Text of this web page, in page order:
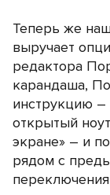
Теперь же
выручает
редактора
карандаша,
инструкцию –
открытый
экране» – и
рядом с